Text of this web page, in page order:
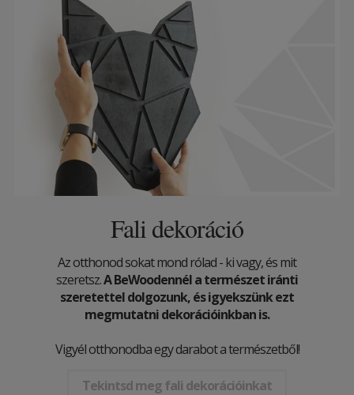
Fali dekoráció
Az otthonod sokat mond rólad - ki vagy, és mit
szeretsz.A BeWoodennél a természet iránti
szeretettel dolgozunk, és igyekszünk ezt
megmutatni dekorációinkban is.
Vigyél otthonodba egy darabot a természetből!
Tekintsd meg fali dekorációinkat